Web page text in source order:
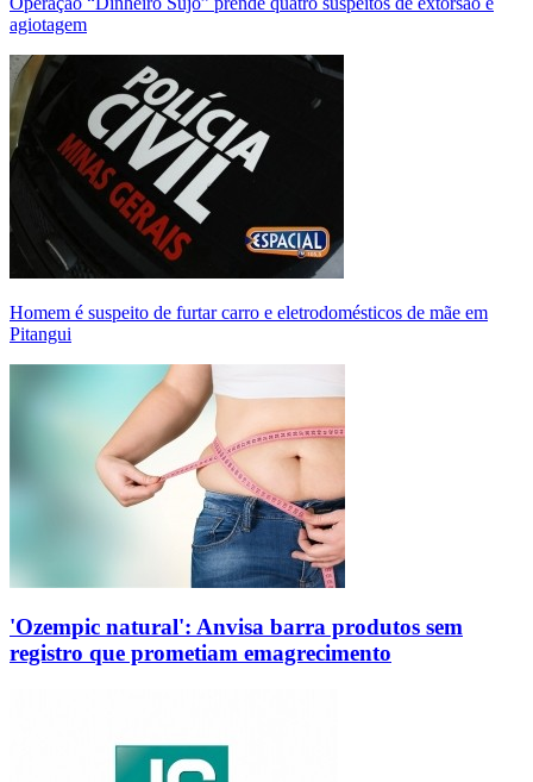
agiotagem
Homem é suspeito de furtar carro e eletrodomésticos de mãe em
Pitangui
'Ozempic natural': Anvisa barra produtos sem
registro que prometiam emagrecimento